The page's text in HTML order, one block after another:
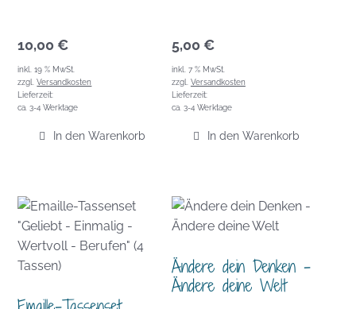
10,00 €
inkl. 19 % MwSt.
zzgl.Versandkosten
Lieferzeit:
ca. 3-4 Werktage
In den Warenkorb
5,00 €
inkl. 7 % MwSt.
zzgl. Versandkosten
Lieferzeit:
ca. 3-4 Werktage
In den Warenkorb
Ändere dein Denken –
Ändere deine Welt